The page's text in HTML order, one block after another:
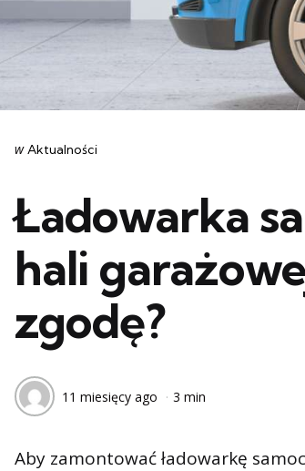
Categories
post
w Aktualności
Ładowarka
hali
zgodę?
11 miesięcy ago 3 min
Aby zamontować ładowarkę